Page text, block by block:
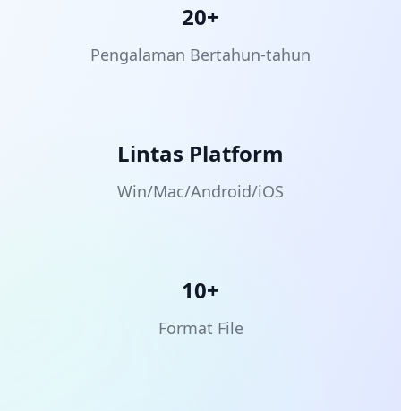
20+
Pengalaman Bertahun-tahun
Lintas Platform
Win/Mac/Android/iOS
10+
Format File